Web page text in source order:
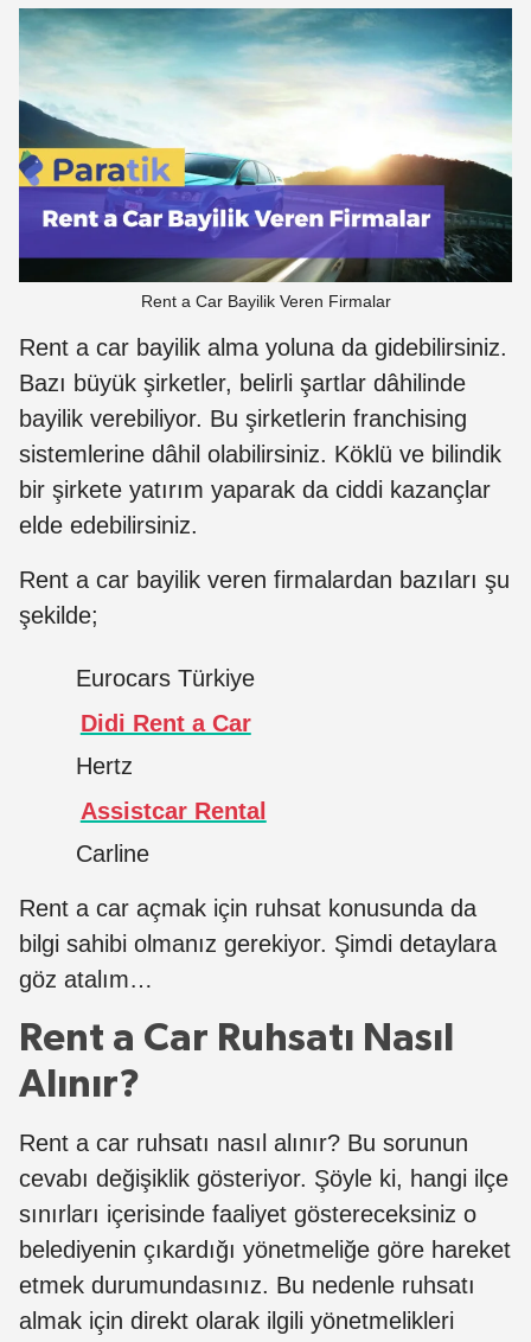
Rent a Car Bayilik Veren Firmalar
Rent a car bayilik alma yoluna da gidebilirsiniz.
Bazı büyük şirketler, belirli şartlar dâhilinde
bayilik verebiliyor. Bu şirketlerin franchising
sistemlerine dâhil olabilirsiniz. Köklü ve bilindik
bir şirkete yatırım yaparak da ciddi kazançlar
elde edebilirsiniz.
Rent a car bayilik veren firmalardan bazıları şu
şekilde;
Eurocars Türkiye
Didi Rent a Car
Hertz
Assistcar Rental
Carline
Rent a car açmak için ruhsat konusunda da
bilgi sahibi olmanız gerekiyor. Şimdi detaylara
göz atalım…
Rent a Car Ruhsatı Nasıl
Alınır?
Rent a car ruhsatı nasıl alınır? Bu sorunun
cevabı değişiklik gösteriyor. Şöyle ki, hangi ilçe
sınırları içerisinde faaliyet göstereceksiniz o
belediyenin çıkardığı yönetmeliğe göre hareket
etmek durumundasınız. Bu nedenle ruhsatı
almak için direkt olarak ilgili yönetmelikleri